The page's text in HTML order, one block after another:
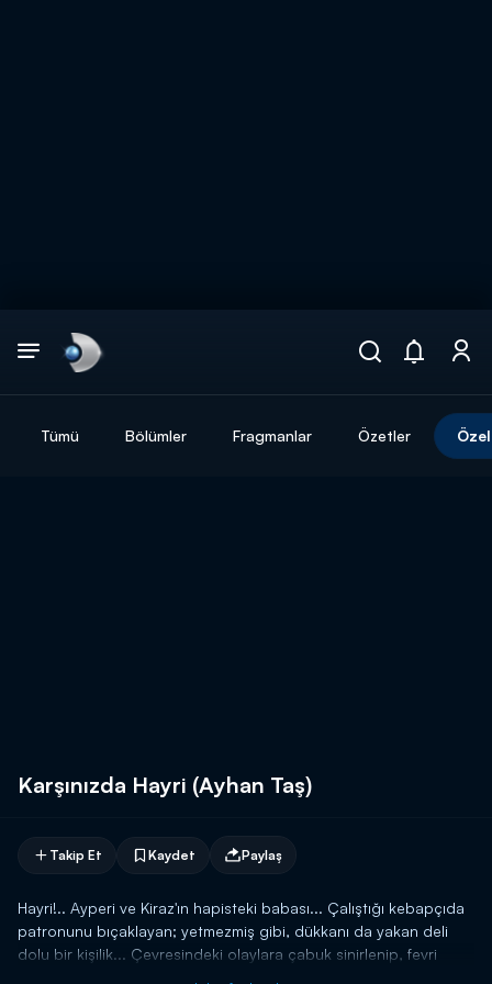
Tümü Bölümler Fragmanlar Özetler
Karşınızda Hayri (Ayhan Taş)
Takip Et Kaydet Paylaş
Hayri!.. Ayperi ve Kiraz'ın hapisteki babası... Çalıştığı kebapçıda
patronunu bıçaklayan; yetmezmiş gibi, dükkanı da yakan deli
dolu bir kişilik... Çevresindeki olaylara çabuk sinirlenip, fevri